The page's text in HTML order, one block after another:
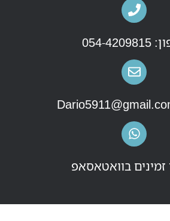
4209815
זמינים בוואטאסאפ